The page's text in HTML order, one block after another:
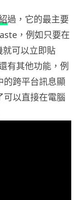
過，它的最主要
，例如只要在
可以立即貼
有其他功能，例
的跨平台訊息顯
可以直接在電腦